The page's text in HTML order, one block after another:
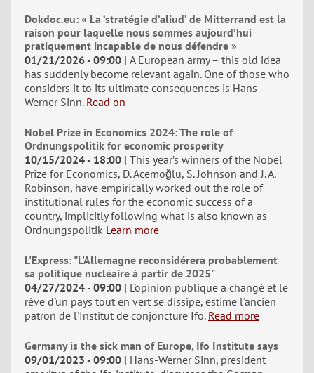
Dokdoc.eu: « La ‘stratégie d’aliud’ de Mitterrand est la
raison pour laquelle nous sommes aujourd’hui
pratiquement incapable de nous défendre »
01/21/2026 - 09:00 A European army – this old idea
has suddenly become relevant again. One of those who
considers it to its ultimate consequences is Hans-
Werner Sinn. Read on
Nobel Prize in Economics 2024: The role of
Ordnungspolitik for economic prosperity
10/15/2024 - 18:00 This year’s winners of the Nobel
Prize for Economics, D. Acemoğlu, S. Johnson and J. A.
Robinson, have empirically worked out the role of
institutional rules for the economic success of a
country, implicitly following what is also known as
Ordnungspolitik Learn more
L'Express: "L'Allemagne reconsidérera probablement
sa politique nucléaire à partir de 2025"
04/27/2024 - 09:00
L'opinion publique a changé et le
rêve d'un pays tout en vert se dissipe, estime l'ancien
patron de l'Institut de conjoncture Ifo. Read more
Germany is the sick man of Europe, Ifo Institute says
09/01/2023 - 09:00
Hans-Werner Sinn, president